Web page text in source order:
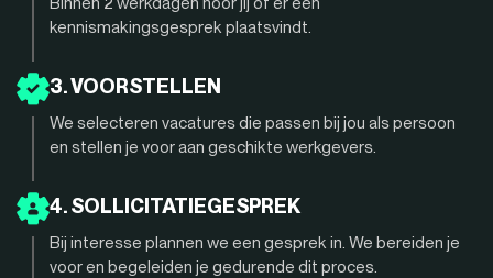
kennismakingsgesprek plaatsvindt.
3. VOORSTELLEN
We selecteren vacatures die passen bij jou als persoon
en stellen je voor aan geschikte werkgevers.
4. SOLLICITATIEGESPREK
Bij interesse plannen we een gesprek in. We bereiden je
voor en begeleiden je gedurende dit proces.